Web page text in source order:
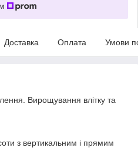
Доставка Оплата Умови
Вирощування влітку та
з вертикальним і прямим